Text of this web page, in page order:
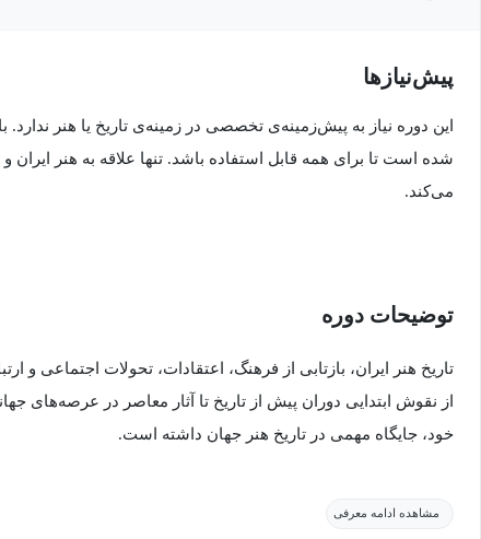
پیش‌نیاز‌ها
این دوره نیاز به پیش‌زمینه‌ی تخصصی در زمینه‌ی تاریخ یا هنر ندارد.
شده است تا برای همه قابل استفاده باشد. تنها علاقه‌ به هنر ایران
می‌کند.
توضیحات دوره
تاریخ هنر ایران، بازتابی از فرهنگ، اعتقادات، تحولات اجتماعی
از نقوش ابتدایی دوران پیش از تاریخ تا آثار معاصر در عرصه‌های
خود، جایگاه مهمی در تاریخ هنر جهان داشته است.
مشاهده ادامه معرفی